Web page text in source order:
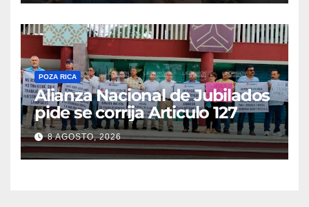
POZA RICA
Alianza Nacional de Jubilados
pide se corrija Articulo 127
8 AGOSTO, 2026